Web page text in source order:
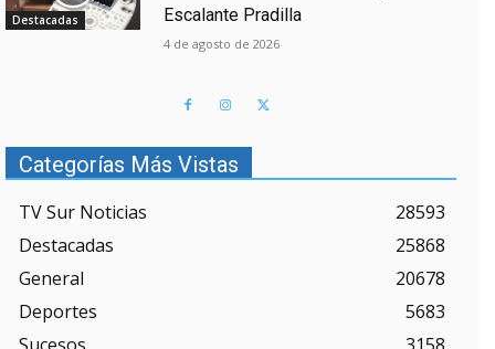
Destacadas
Escalante Pradilla
4 de agosto de 2026
Categorías Más Vistas
TV Sur Noticias
28593
Destacadas
25868
General
20678
Deportes
5683